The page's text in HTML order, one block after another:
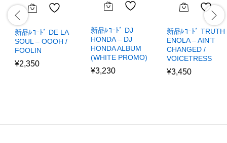
新品ﾚｺｰﾄﾞ DE LA
SOUL – OOOH /
FOOLIN
¥2,350
新品ﾚｺｰﾄﾞ DJ
HONDA – DJ
HONDA ALBUM
(WHITE PROMO)
¥3,230
新品ﾚｺｰﾄﾞ TRUTH
ENOLA – AIN’T
CHANGED /
VOICETRESS
¥3,450